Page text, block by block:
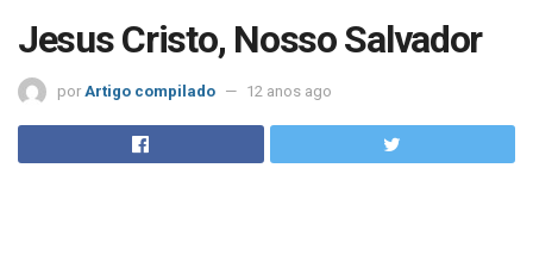
Jesus Cristo, Nosso Salvador
por Artigo compilado 12 anos ago